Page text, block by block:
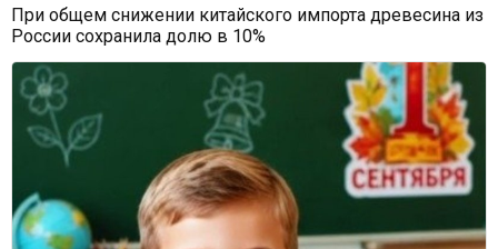
При общем снижении китайского импорта древесина из
России сохранила долю в 10%